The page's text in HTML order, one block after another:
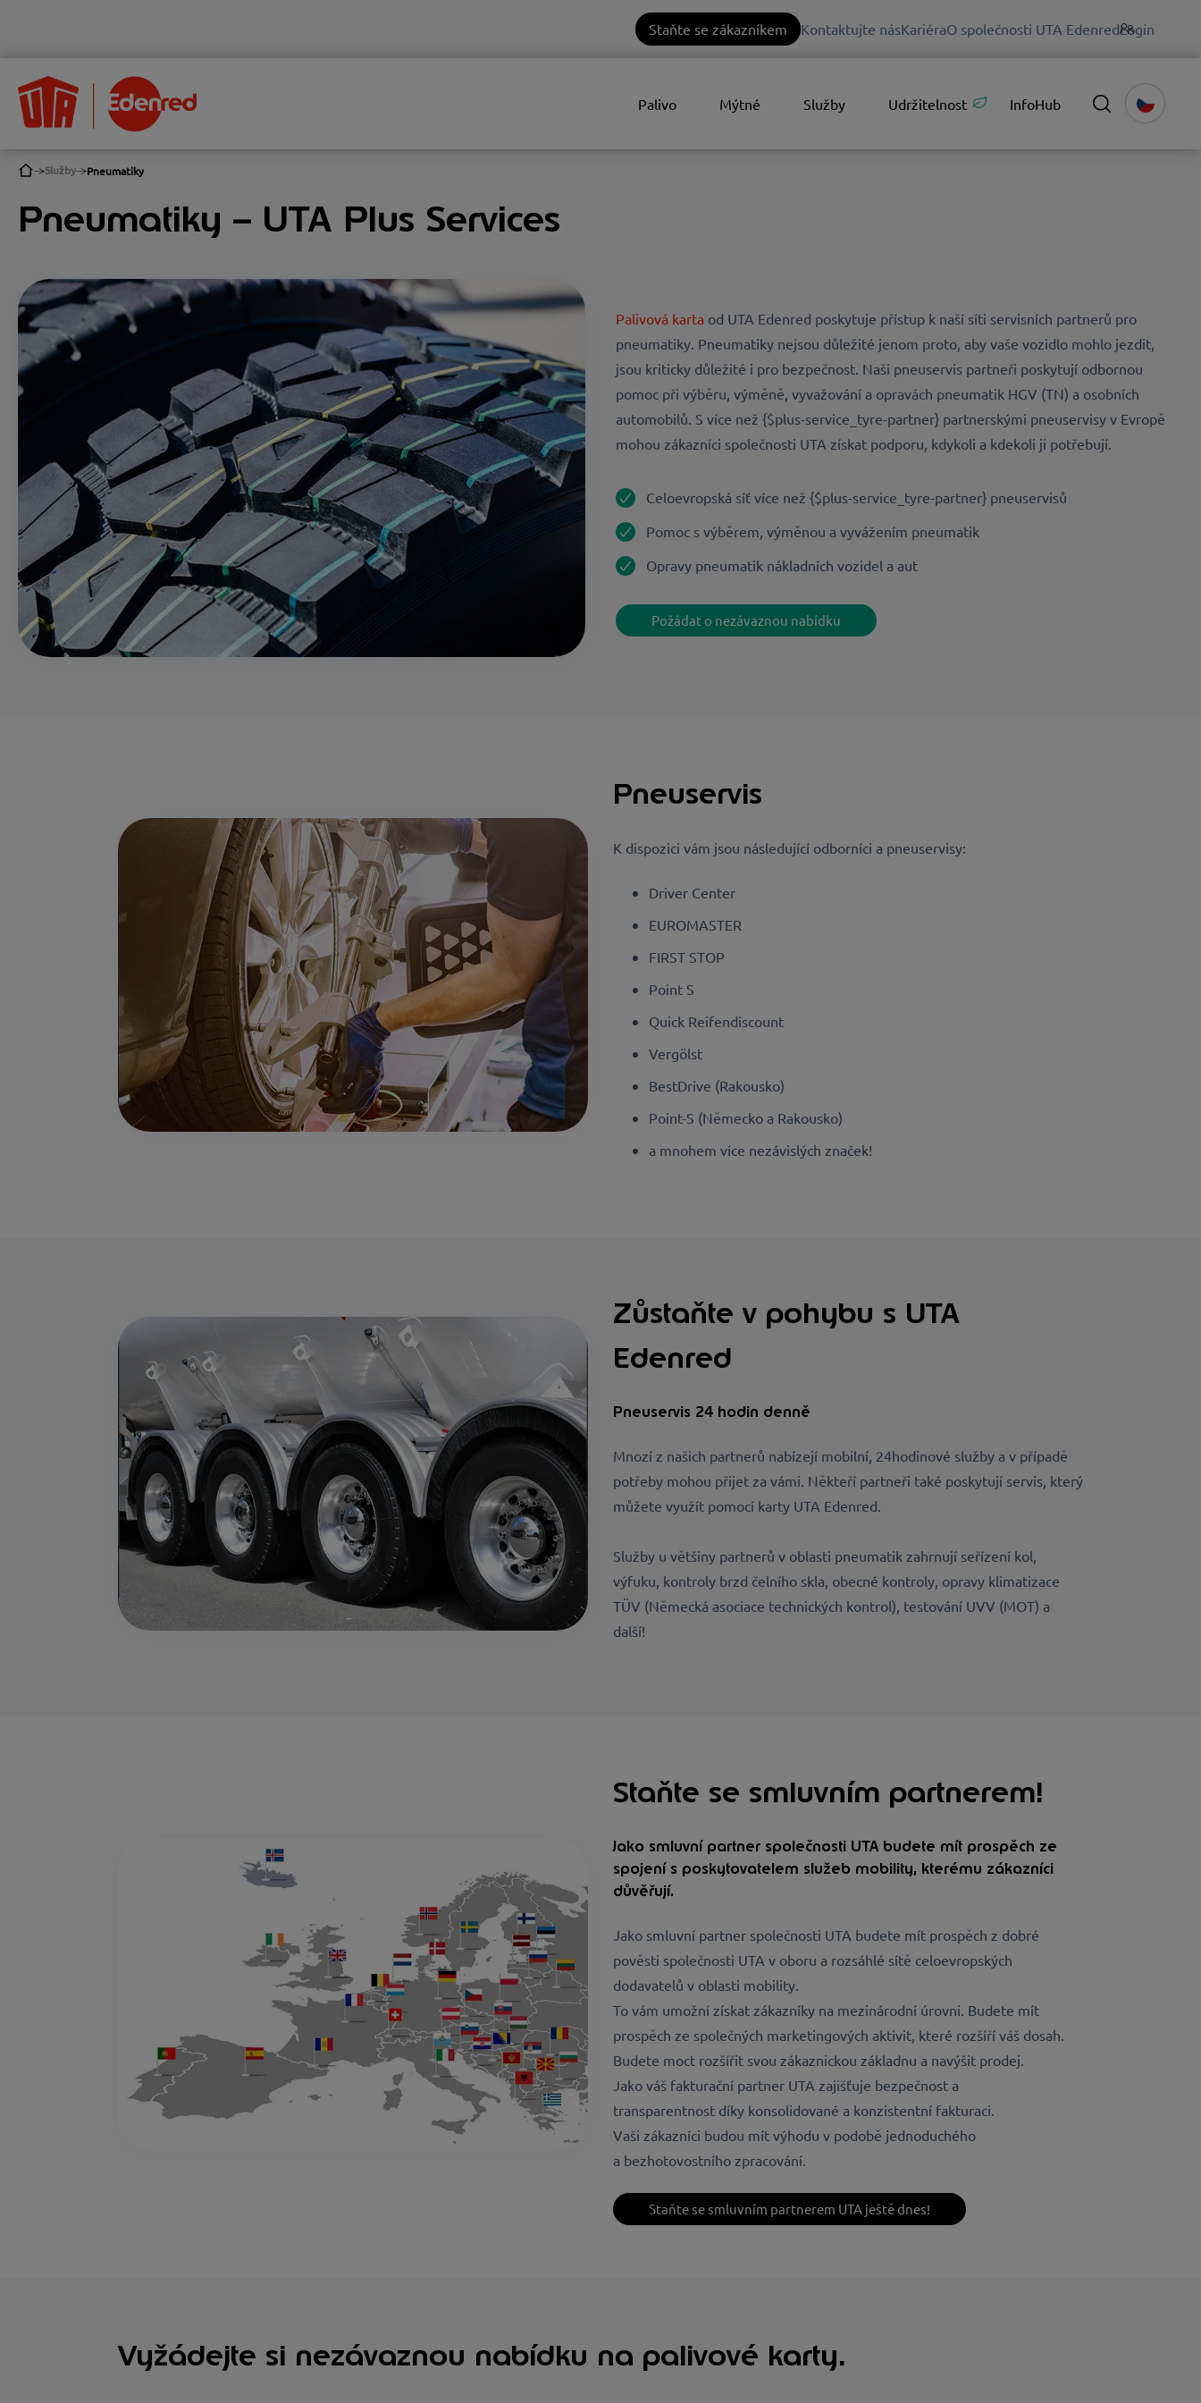
Staňte se zákazníkem Kontaktujte násKariéraO společnosti UTA EdenredLogin
Palivo Mýtné Služby Udržitelnost InfoHub
Služby Pneumatiky
Pneumatiky – UTA Plus Services
Palivová karta od UTA Edenred poskytuje přístup k naší síti servisních partnerů pro
pneumatiky. Pneumatiky nejsou důležité jenom proto, aby vaše vozidlo mohlo jezdit,
jsou kriticky důležité i pro bezpečnost. Naši pneuservis partneři poskytují odbornou
pomoc při výběru, výměně, vyvažování a opravách pneumatik HGV (TN) a osobních
automobilů. S více než {$plus-service_tyre-partner} partnerskými pneuservisy v Evropě
mohou zákazníci společnosti UTA získat podporu, kdykoli a kdekoli ji potřebují.
Celoevropská síť více než {$plus-service_tyre-partner} pneuservisů
Pomoc s výběrem, výměnou a vyvážením pneumatik
Opravy pneumatik nákladních vozidel a aut
Požádat o nezávaznou nabídku
Pneuservis
K dispozici vám jsou následující odborníci a pneuservisy:
Driver Center
EUROMASTER
FIRST STOP
Point S
Quick Reifendiscount
Vergölst
BestDrive (Rakousko)
Point-S (Německo a Rakousko)
a mnohem více nezávislých značek!
Zůstaňte v pohybu s UTA
Edenred
Pneuservis 24 hodin denně
Mnozí z našich partnerů nabízejí mobilní, 24hodinové služby a v případě
potřeby mohou přijet za vámi. Někteří partneři také poskytují servis, který
můžete využít pomocí karty UTA Edenred.
Služby u většiny partnerů v oblasti pneumatik zahrnují seřízení kol,
výfuku, kontroly brzd čelního skla, obecné kontroly, opravy klimatizace
TÜV (Německá asociace technických kontrol), testování UVV (MOT) a
další!
Staňte se smluvním partnerem!
Jako smluvní partner společnosti UTA budete mít prospěch ze
spojení s poskytovatelem služeb mobility, kterému zákazníci
důvěřují.
Jako smluvní partner společnosti UTA budete mít prospěch z dobré
pověsti společnosti UTA v oboru a rozsáhlé sítě celoevropských
dodavatelů v oblasti mobility.
To vám umožní získat zákazníky na mezinárodní úrovni. Budete mít
prospěch ze společných marketingových aktivit, které rozšíří váš dosah.
Budete moct rozšířit svou zákaznickou základnu a navýšit prodej.
Jako váš fakturační partner UTA zajišťuje bezpečnost a
transparentnost díky konsolidované a konzistentní fakturaci.
Vaši zákazníci budou mít výhodu v podobě jednoduchého
a bezhotovostního zpracování.
Staňte se smluvním partnerem UTA ještě dnes!
Vyžádejte si nezávaznou nabídku na palivové karty.